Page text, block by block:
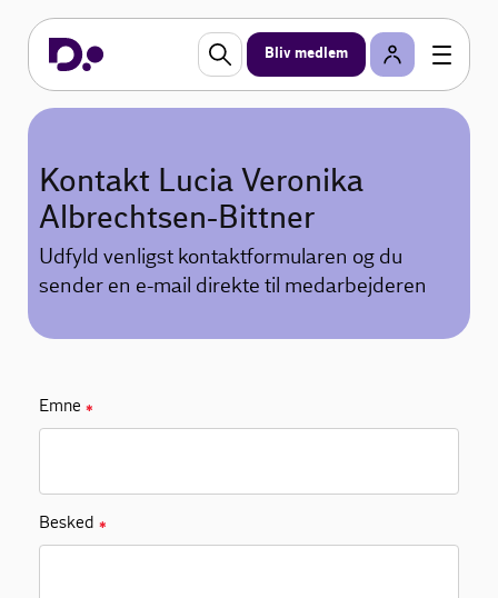
Bliv medlem
Kontakt Lucia Veronika
Albrechtsen-Bittner
Udfyld venligst kontaktformularen og du
sender en e-mail direkte til medarbejderen
Emne ✱
Besked ✱